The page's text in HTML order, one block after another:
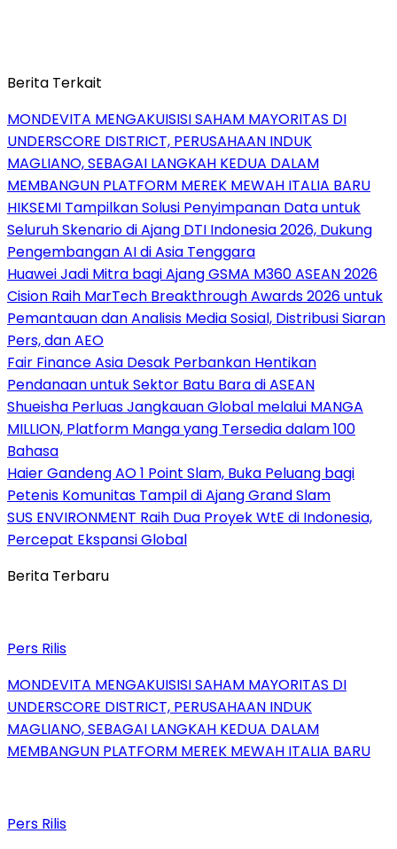
Berita Terkait
MONDEVITA MENGAKUISISI SAHAM MAYORITAS DI
UNDERSCORE DISTRICT, PERUSAHAAN INDUK
MAGLIANO, SEBAGAI LANGKAH KEDUA DALAM
MEMBANGUN PLATFORM MEREK MEWAH ITALIA BARU
HIKSEMI Tampilkan Solusi Penyimpanan Data untuk
Seluruh Skenario di Ajang DTI Indonesia 2026, Dukung
Pengembangan AI di Asia Tenggara
Huawei Jadi Mitra bagi Ajang GSMA M360 ASEAN 2026
Cision Raih MarTech Breakthrough Awards 2026 untuk
Pemantauan dan Analisis Media Sosial, Distribusi Siaran
Pers, dan AEO
Fair Finance Asia Desak Perbankan Hentikan
Pendanaan untuk Sektor Batu Bara di ASEAN
Shueisha Perluas Jangkauan Global melalui MANGA
MILLION, Platform Manga yang Tersedia dalam 100
Bahasa
Haier Gandeng AO 1 Point Slam, Buka Peluang bagi
Petenis Komunitas Tampil di Ajang Grand Slam
SUS ENVIRONMENT Raih Dua Proyek WtE di Indonesia,
Percepat Ekspansi Global
Berita Terbaru
Pers Rilis
MONDEVITA MENGAKUISISI SAHAM MAYORITAS DI
UNDERSCORE DISTRICT, PERUSAHAAN INDUK
MAGLIANO, SEBAGAI LANGKAH KEDUA DALAM
MEMBANGUN PLATFORM MEREK MEWAH ITALIA BARU
Pers Rilis